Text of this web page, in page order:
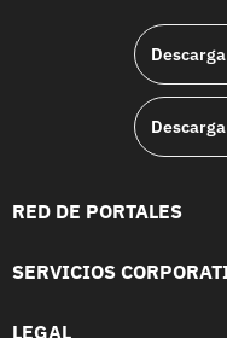
RED DE PORTALES
SERVICIOS
LEGAL